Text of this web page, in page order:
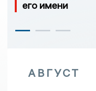
его имени
АВГУСТ